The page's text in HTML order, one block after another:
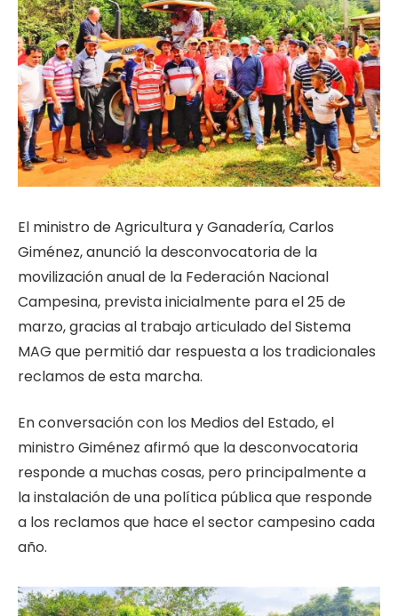
El ministro de Agricultura y Ganadería, Carlos
Giménez, anunció la desconvocatoria de la
movilización anual de la Federación Nacional
Campesina, prevista inicialmente para el 25 de
marzo, gracias al trabajo articulado del Sistema
MAG que permitió dar respuesta a los tradicionales
reclamos de esta marcha.
En conversación con los Medios del Estado, el
ministro Giménez afirmó que la desconvocatoria
responde a muchas cosas, pero principalmente a
la instalación de una política pública que responde
a los reclamos que hace el sector campesino cada
año.